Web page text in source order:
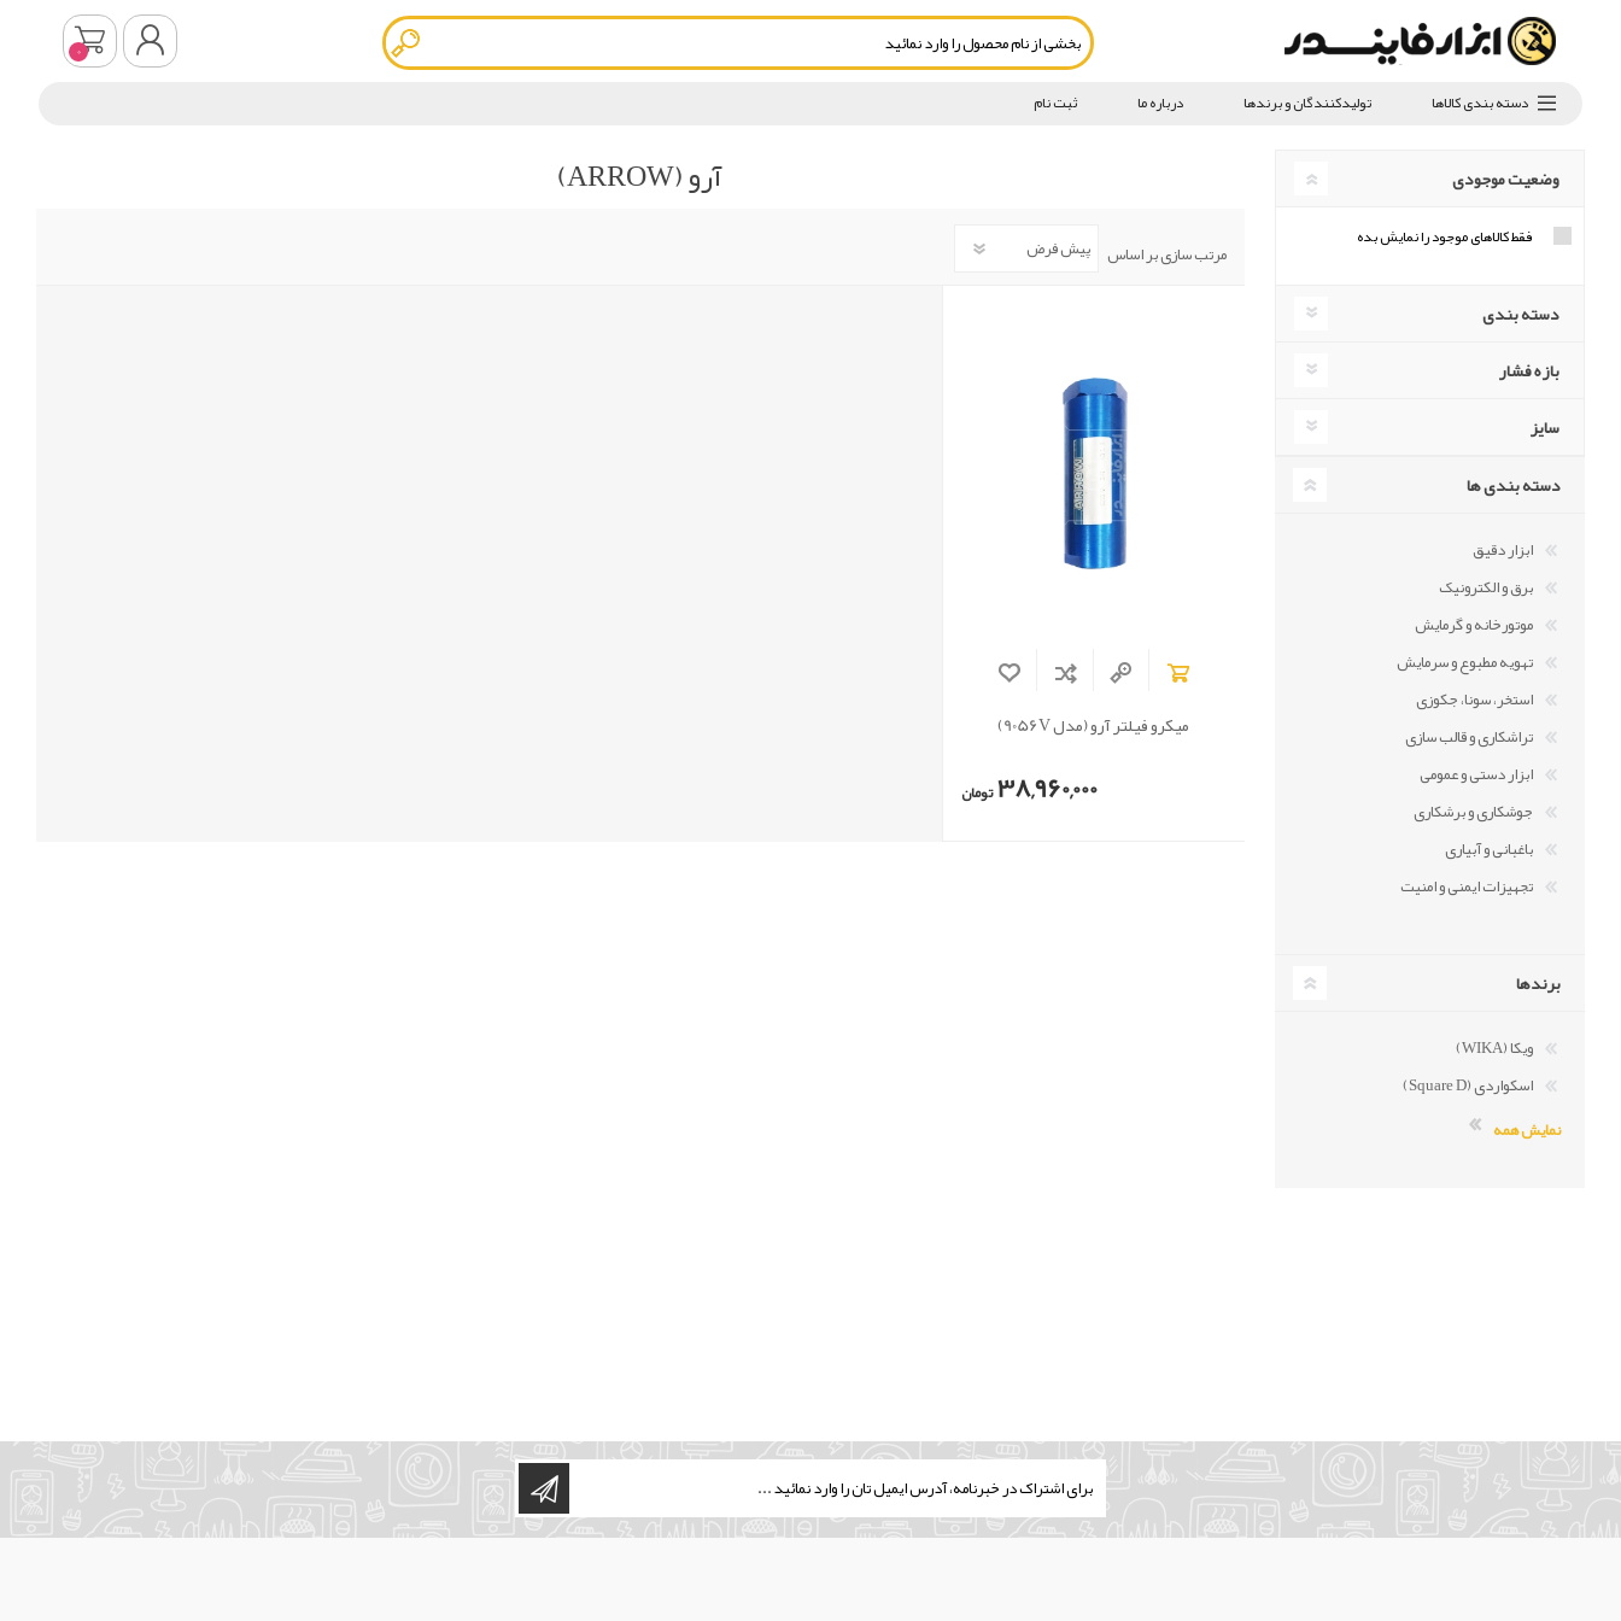
0
دسته بندی کالاها تولیدکنندگان و برندها درباره ما ثبت نام
آرو (ARROW)
مرتب سازی بر اساس
میکرو فیلتر آرو (مدل 9056V)
38,960,000تومان
وضعیت موجودی
فقط کالاهای موجود را نمایش بده
دسته بندی
بازه فشار
سایز
دسته بندی ها
ابزار دقیق
برق و الکترونیک
موتورخانه و گرمایش
تهویه مطبوع و سرمایش
استخر، سونا، جکوزی
تراشکاری و قالب سازی
ابزار دستی و عمومی
جوشکاری و برشکاری
باغبانی و آبیاری
تجهیزات ایمنی و امنیت
برندها
ویکا (WIKA)
اسکواردی (Square D)
نمایش همه